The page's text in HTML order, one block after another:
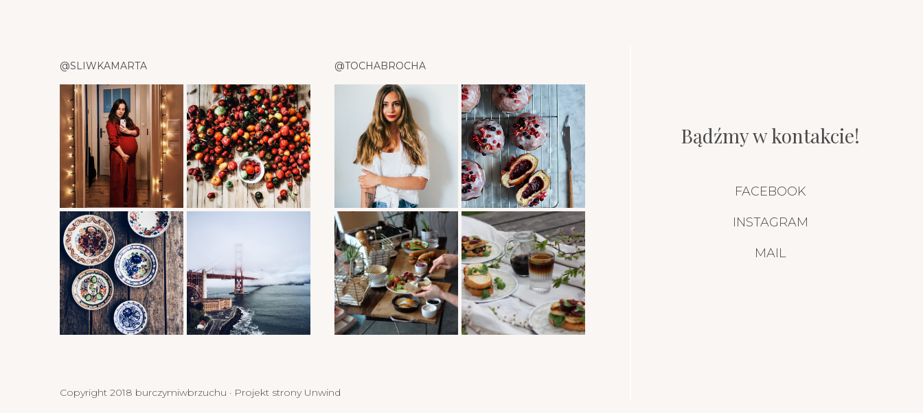
@SLIWKAMARTA @TOCHABROCHA
Bądźmy w kontakcie!
FACEBOOK
INSTAGRAM
MAIL
Copyright 2018 burczymiwbrzuchu · Projekt strony Unwind